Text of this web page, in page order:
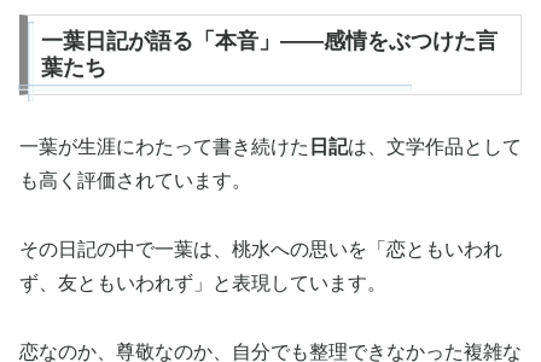
一葉日記が語る「本音」——感情をぶつけた言
葉たち
一葉が生涯にわたって書き続けた 日記は、文学作品として
も高く評価されています。
その日記の中で一葉は、桃水への思いを「恋ともいわれ
ず、友ともいわれず」と表現しています。
恋なのか、尊敬なのか、自分でも整理できなかった複雑な